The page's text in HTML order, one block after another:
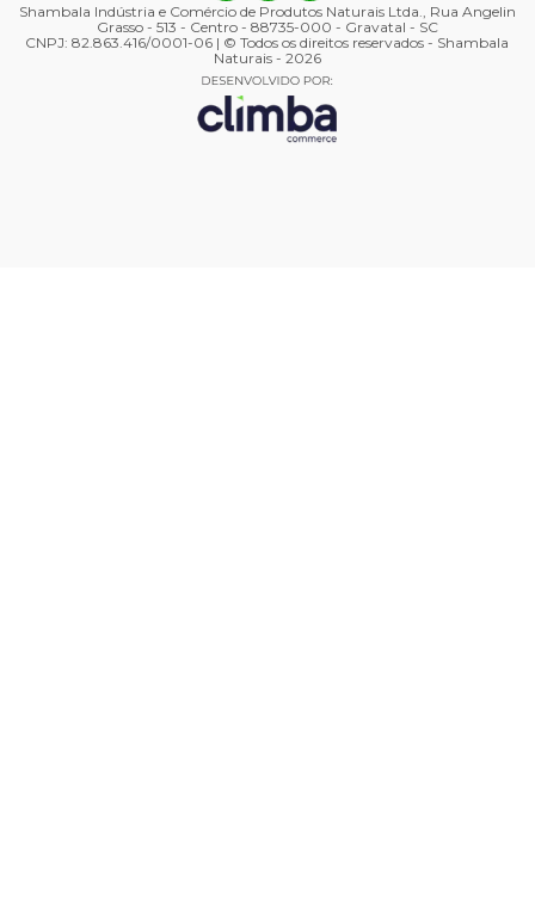
Shambala Indústria e Comércio de Produtos Naturais Ltda., Rua Angelin
Grasso - 513 - Centro - 88735-000 - Gravatal - SC
CNPJ: 82.863.416/0001-06 | © Todos os direitos reservados - Shambala
Naturais - 2026